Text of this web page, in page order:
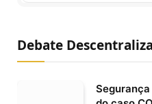
Debate